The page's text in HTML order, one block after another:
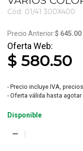
Cód: 01/41 300X400
$ 645.00
$ 580.50
- Precio incluye IVA,
- Oferta válida hasta
Disponible